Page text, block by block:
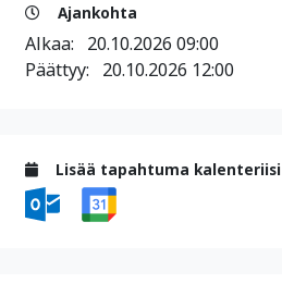
Ajankohta
Alkaa: 20.10.2026 09:00
Päättyy: 20.10.2026 12:00
Lisää tapahtuma kalenteriisi